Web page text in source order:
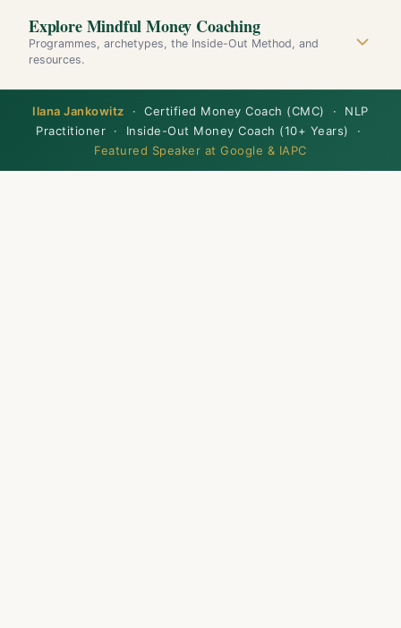
Explore Mindful Money Coaching
Programmes, archetypes, the Inside-Out Method, and
resources.
Ilana Jankowitz · Certified Money Coach (CMC) · NLP
Practitioner · Inside-Out Money Coach (10+ Years) ·
Featured Speaker at Google & IAPC